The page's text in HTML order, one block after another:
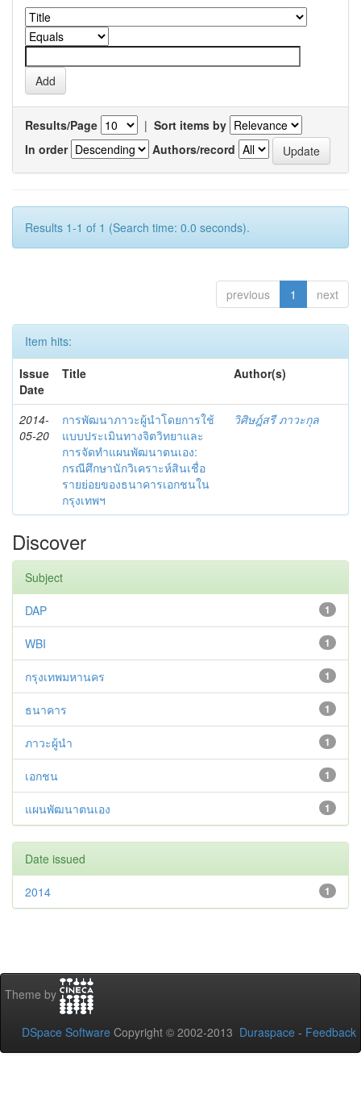
Results/Page | Sort items by
In order
Authors/record
Results 1-1 of 1 (Search time: 0.0 seconds).
previous 1 next
Item hits:
Issue
Date
Title Author(s)
2014-
05-20
การพัฒนาภาวะผู้นำโดยการใช้
แบบประเมินทางจิตวิทยาและ
การจัดทำแผนพัฒนาตนเอง:
กรณีศึกษานักวิเคราะห์สินเชื่อ
รายย่อยของธนาคารเอกชนใน
กรุงเทพฯ
วิศิษฎ์สรี ภาวะกุล
Discover
Subject
1
DAP
1
WBI
1
กรุงเทพมหานคร
1
ธนาคาร
1
ภาวะผู้นำ
1
เอกชน
1
แผนพัฒนาตนเอง
Date issued
1
2014
Theme by
DSpace Software Copyright © 2002-2013 Duraspace - Feedback